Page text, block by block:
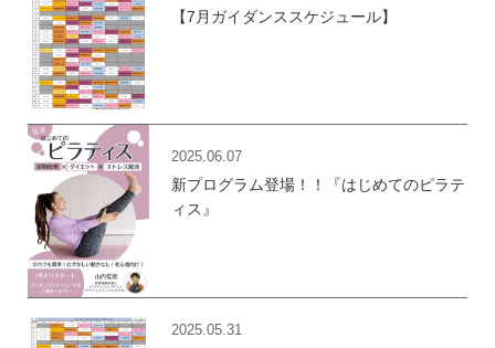
【7月ガイダンススケジュール】
2025.06.07
新プログラム登場！！『はじめてのピラテ
ィス』
2025.05.31